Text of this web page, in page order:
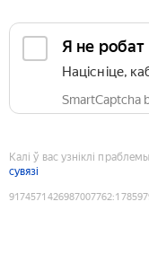
Я не робат
Націсніце,
SmartCaptcha
Калі ў вас узніклі
сувязі
9174571426987007762: